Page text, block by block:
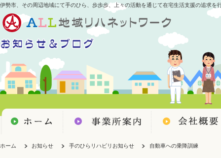
伊勢市、その周辺地域にて手のひら、歩歩歩、上々の活動を通じて在宅生活支援の追求を
ホーム お知らせ 手のひらリハビリお知らせ 自動車への乗降訓練